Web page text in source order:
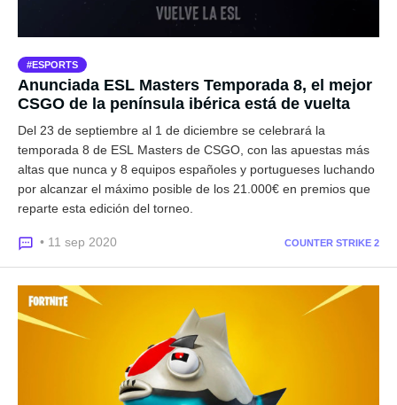
ESPORTS
Anunciada ESL Masters Temporada 8, el mejor
CSGO de la península ibérica está de vuelta
Del 23 de septiembre al 1 de diciembre se celebrará la
temporada 8 de ESL Masters de CSGO, con las apuestas más
altas que nunca y 8 equipos españoles y portugueses luchando
por alcanzar el máximo posible de los 21.000€ en premios que
reparte esta edición del torneo.
• 11 sep 2020 COUNTER STRIKE 2